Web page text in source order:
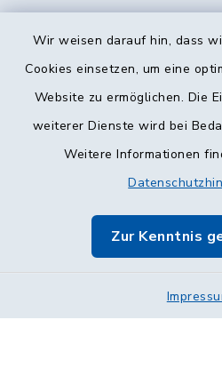
Wir weisen darauf hin, dass
Cookies einsetzen, um eine
Website zu ermöglichen. Die
weiterer Dienste wird bei
Weitere Informationen
Zur Kenntnis